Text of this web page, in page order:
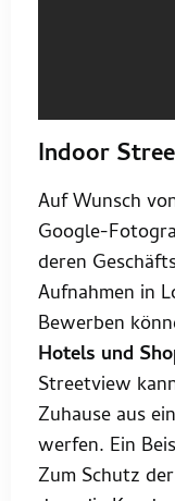
Indoor
Auf Wunsch
Google-
deren
Aufnahmen in
Bewerben
Hotels und
Streetview
Zuhause aus
werfen. Ein
Zum Schutz